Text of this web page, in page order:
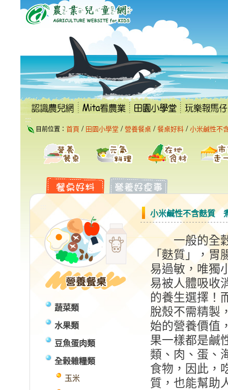
到
內
容
區
:::
目前位置： 首頁 / 田園小學堂 / 營養餐桌 / 餐桌好料 / 小米鹹性不
蔬菜類
水果類
豆魚蛋肉類
全榖雜糧類
玉米
小米鹹性不含麩質
一般的全穀
「麩質」，胃
易過敏，唯獨
易被人體吸收
的養生選擇！
脫殼不需精製
始的營養價值
果一樣都是鹹
類、肉、蛋、
食物，因此，
質，也能幫助